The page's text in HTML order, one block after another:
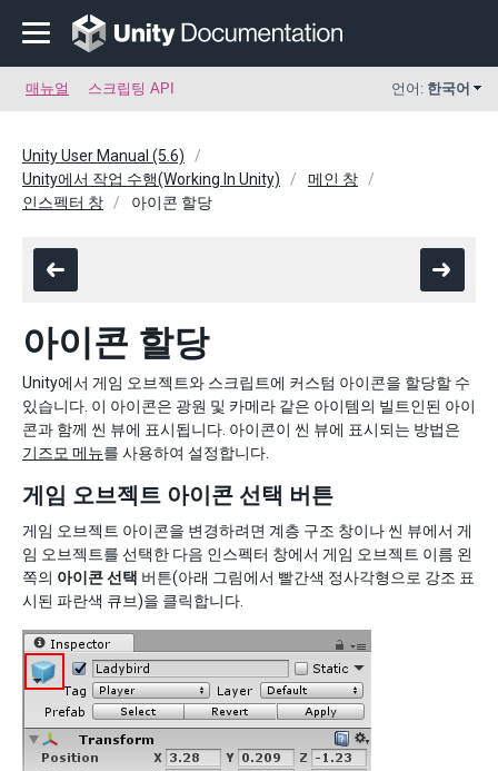
매뉴얼 스크립팅 API 언어: 한국어
Unity User Manual (5.6)
Unity에서 작업 수행(Working In Unity)
메인 창
인스펙터 창
아이콘 할당
아이콘 할당
Unity에서 게임 오브젝트와 스크립트에 커스텀 아이콘을 할당할 수
있습니다. 이 아이콘은 광원 및 카메라 같은 아이템의 빌트인된 아이
콘과 함께 씬 뷰에 표시됩니다. 아이콘이 씬 뷰에 표시되는 방법은
기즈모 메뉴를 사용하여 설정합니다.
게임 오브젝트 아이콘 선택 버튼
게임 오브젝트 아이콘을 변경하려면 계층 구조 창이나 씬 뷰에서 게
임 오브젝트를 선택한 다음 인스펙터 창에서 게임 오브젝트 이름 왼
쪽의 아이콘 선택 버튼(아래 그림에서 빨간색 정사각형으로 강조 표
시된 파란색 큐브)을 클릭합니다.